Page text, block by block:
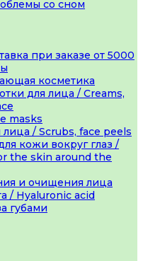
со сном
при заказе от 5000
косметика
для лица / Creams,
masks
/ Scrubs, face peels
кожи вокруг глаз /
the skin around the
и очищения лица
/ Hyaluronic acid
губами